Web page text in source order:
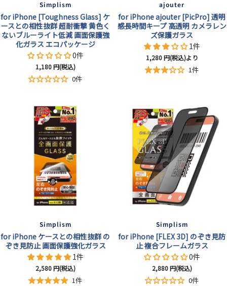
Simplism
for iPhone [Toughness Glass] ケ
ースとの相性抜群 超耐衝撃 黄色く
ないブルーライト低減 画面保護強
化ガラス エコパッケージ
0件
セ
ー
格
1,180円(税込)
0件
ajouter
for iPhone ajouter [PicPro] 透明
感長時間キープ 高透明 カメラレン
ズ保護ガラス
1件
セ
ー
1,280円(税込)より
1件
Simplism
for iPhone ケースとの相性抜群 の
ぞき見防止 画面保護強化ガラス
1件
セ
ー
2,580円(税込)
1件
Simplism
for iPhone [FLEX 3D] のぞき見防
止 複合フレームガラス
0件
セ
ー
2,880円(税込)
0件